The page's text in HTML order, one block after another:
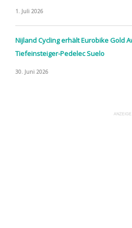
1. Juli 2026
Nijland Cycling erhält Eurobike Gold
Tiefeinsteiger-Pedelec Suelo
30. Juni 2026